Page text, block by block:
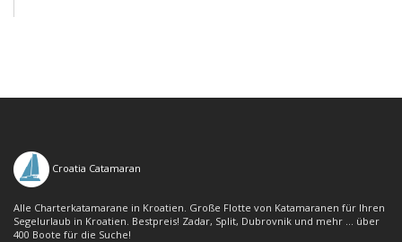
Croatia Catamaran
Alle Charterkatamarane in Kroatien. Große Flotte von Katamaranen für Ihren
Segelurlaub in Kroatien. Bestpreis! Zadar, Split, Dubrovnik und mehr ... über
400 Boote für die Suche!